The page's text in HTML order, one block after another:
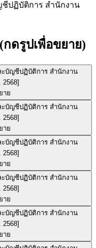
(กดรูปเพื่อขยาย)
าย
าย
าย
าย
าย